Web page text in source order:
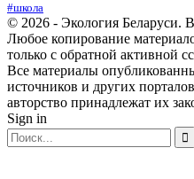
#школа
© 2026 - Экология Беларуси.
Любое копирование
только с обратной активной
Все материалы
источников и других
авторство принадлежат их
Sign in